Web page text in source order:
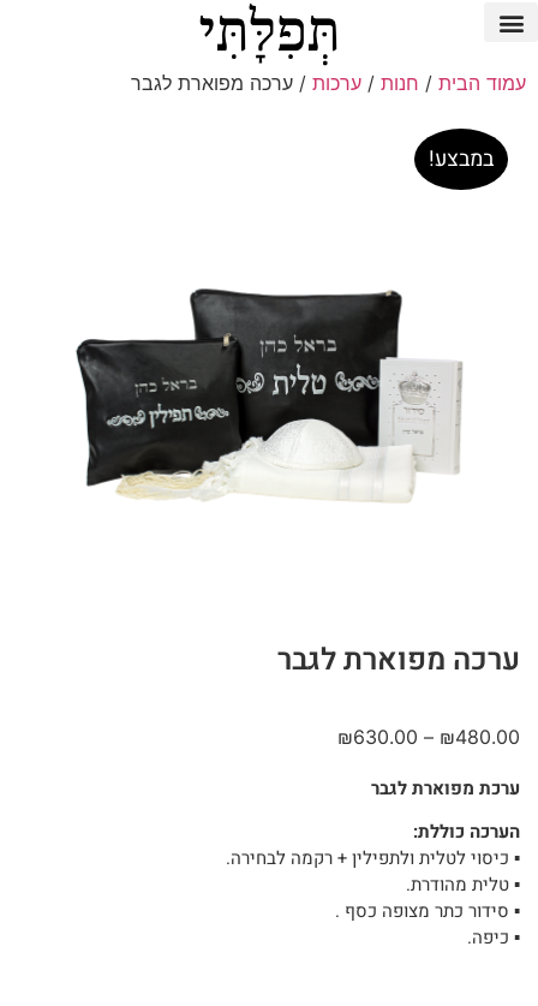
עמוד הבית / חנות / ערכות / ערכה מפוארת לגבר
ערכה מפוארת לגבר
₪480.00
–
₪630.00
ערכת מפוארת לגבר
הערכה כוללת:
▪︎ כיסוי לטלית ולתפילין + רקמה לבחירה.
▪︎ טלית מהודרת.
▪︎ סידור כתר מצופה כסף .
▪︎ כיפה.
במבצע!